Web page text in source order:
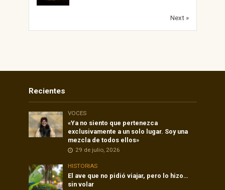
Next »
Recientes
VOCES
«Ya no siento que pertenezca
exclusivamente a un solo lugar. Soy una
mezcla de todos ellos»
29 de julio, 2026
HISTORIAS
El ave que no pidió viajar, pero lo hizo…
sin volar